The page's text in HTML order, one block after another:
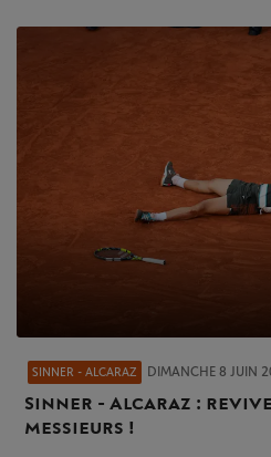
SINNER - ALCARAZ DIMANCHE 8 JUIN
Sinner - Alcaraz :
messieurs !